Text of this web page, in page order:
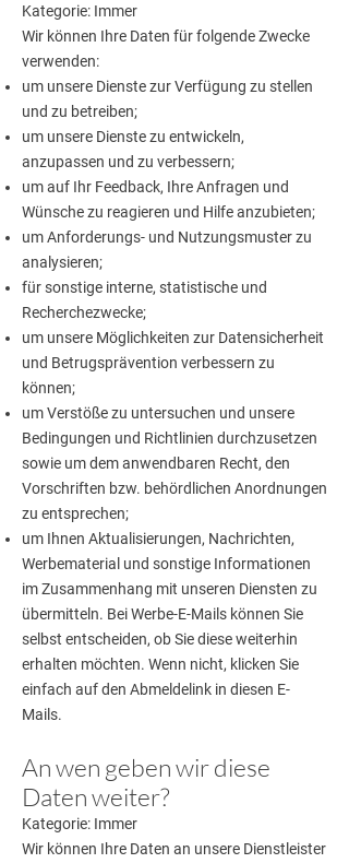
Kategorie: Immer
Wir können Ihre Daten für folgende Zwecke
verwenden:
um unsere Dienste zur Verfügung zu stellen
und zu betreiben;
um unsere Dienste zu entwickeln,
anzupassen und zu verbessern;
um auf Ihr Feedback, Ihre Anfragen und
Wünsche zu reagieren und Hilfe anzubieten;
um Anforderungs- und Nutzungsmuster zu
analysieren;
für sonstige interne, statistische und
Recherchezwecke;
um unsere Möglichkeiten zur Datensicherheit
und Betrugsprävention verbessern zu
können;
um Verstöße zu untersuchen und unsere
Bedingungen und Richtlinien durchzusetzen
sowie um dem anwendbaren Recht, den
Vorschriften bzw. behördlichen Anordnungen
zu entsprechen;
um Ihnen Aktualisierungen, Nachrichten,
Werbematerial und sonstige Informationen
im Zusammenhang mit unseren Diensten zu
übermitteln. Bei Werbe-E-Mails können Sie
selbst entscheiden, ob Sie diese weiterhin
erhalten möchten. Wenn nicht, klicken Sie
einfach auf den Abmeldelink in diesen E-
Mails.
An wen geben wir diese
Daten weiter?
Kategorie: Immer
Wir können Ihre Daten an unsere Dienstleister